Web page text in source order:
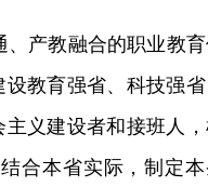
产教融合的职业教
教育强省、科技强省
义建设者和接班人
合本省实际，制定本